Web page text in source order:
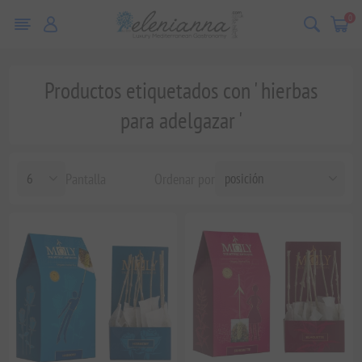
0
Productos etiquetados con ' hierbas
para adelgazar '